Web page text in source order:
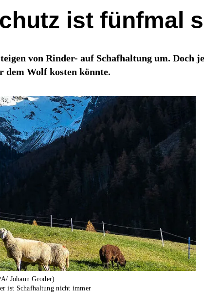
ist fünfmal
von Rinder- auf Schafhaltung um. Doch
dem Wolf kosten könnte.
Johann Groder)
ist Schafhaltung nicht immer